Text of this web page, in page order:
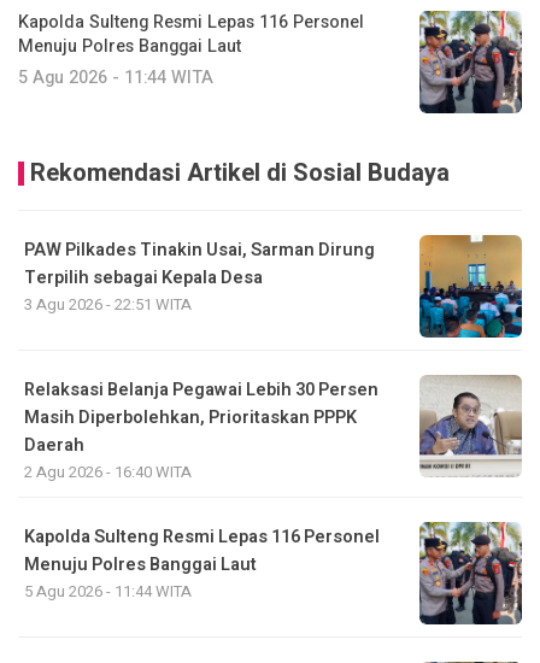
Kapolda Sulteng Resmi Lepas 116 Personel
Menuju Polres Banggai Laut
5 Agu 2026 - 11:44 WITA
Rekomendasi Artikel di Sosial Budaya
PAW Pilkades Tinakin Usai, Sarman Dirung
Terpilih sebagai Kepala Desa
3 Agu 2026 - 22:51 WITA
Relaksasi Belanja Pegawai Lebih 30 Persen
Masih Diperbolehkan, Prioritaskan PPPK
Daerah
2 Agu 2026 - 16:40 WITA
Kapolda Sulteng Resmi Lepas 116 Personel
Menuju Polres Banggai Laut
5 Agu 2026 - 11:44 WITA